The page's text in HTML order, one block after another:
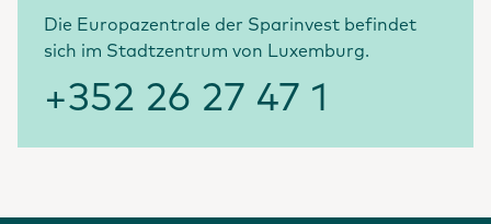
Die Europazentrale der Sparinvest befindet
sich im Stadtzentrum von Luxemburg.
+352 26 27 47 1